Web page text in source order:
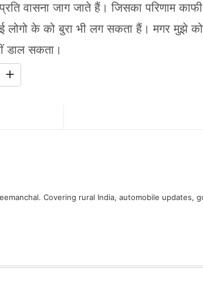
वासना जाग जाते हैं। जिसका परिणाम
के को बुरा भी लग सकता हैं। मगर मुझे
डाल सकता।
Covering rural India, automobile updates,